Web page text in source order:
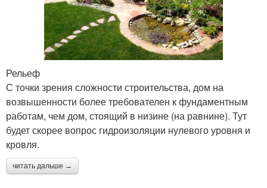
Рельеф
С точки зрения сложности строительства, дом на
возвышенности более требователен к фундаментным
работам, чем дом, стоящий в низине (на равнине). Тут
будет скорее вопрос гидроизоляции нулевого уровня и
кровля.
читать дальше →